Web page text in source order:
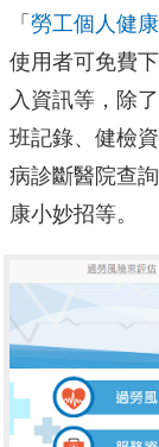
「 勞工個人健
使用者可免費
入資訊等，除
班記錄、健檢
病診斷醫院查
康小妙招等。